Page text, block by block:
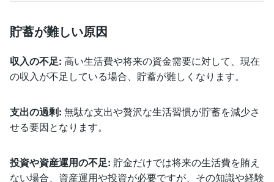
貯蓄が難しい原因
収入の不足: 高い生活費や将来の資金需要に対して、現在
の収入が不足している場合、貯蓄が難しくなります。
支出の過剰: 無駄な支出や贅沢な生活習慣が貯蓄を減少さ
せる要因となります。
投資や資産運用の不足: 貯金だけでは将来の生活費を賄え
ない場合、資産運用や投資が必要ですが、その知識や経験